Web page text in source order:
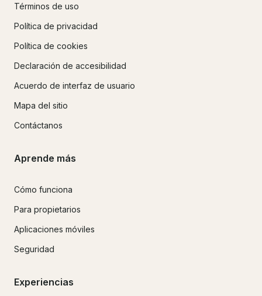
Términos de uso
Política de privacidad
Política de cookies
Declaración de accesibilidad
Acuerdo de interfaz de usuario
Mapa del sitio
Contáctanos
Aprende más
Cómo funciona
Para propietarios
Aplicaciones móviles
Seguridad
Experiencias